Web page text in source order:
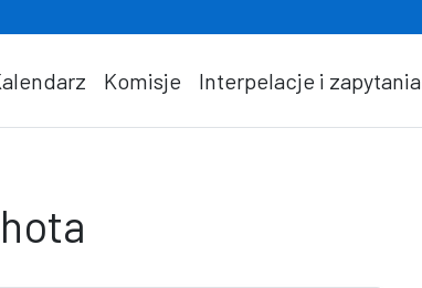
Komisje Interpelacje i zapytania